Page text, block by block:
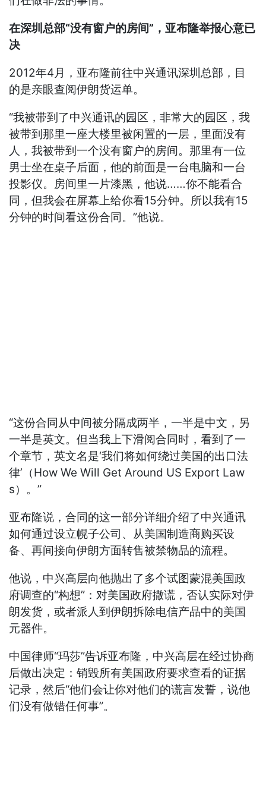
在深圳总部“没有窗户的房间”，亚布隆举报心意已
决
2012年4月，亚布隆前往中兴通讯深圳总部，目
的是亲眼查阅伊朗货运单。
“我被带到了中兴通讯的园区，非常大的园区，我
被带到那里一座大楼里被闲置的一层，里面没有
人，我被带到一个没有窗户的房间。那里有一位
男士坐在桌子后面，他的前面是一台电脑和一台
投影仪。房间里一片漆黑，他说……你不能看合
同，但我会在屏幕上给你看15分钟。所以我有15
分钟的时间看这份合同。”他说。
“这份合同从中间被分隔成两半，一半是中文，另
一半是英文。但当我上下滑阅合同时，看到了一
个章节，英文名是‘我们将如何绕过美国的出口法
律’（How We Will Get Around US Export Law
s）。”
亚布隆说，合同的这一部分详细介绍了中兴通讯
如何通过设立幌子公司、从美国制造商购买设
备、再间接向伊朗方面转售被禁物品的流程。
他说，中兴高层向他抛出了多个试图蒙混美国政
府调查的“构想”：对美国政府撒谎，否认实际对伊
朗发货，或者派人到伊朗拆除电信产品中的美国
元器件。
中国律师“玛莎”告诉亚布隆，中兴高层在经过协商
后做出决定：销毁所有美国政府要求查看的证据
记录，然后“他们会让你对他们的谎言发誓，说他
们没有做错任何事”。